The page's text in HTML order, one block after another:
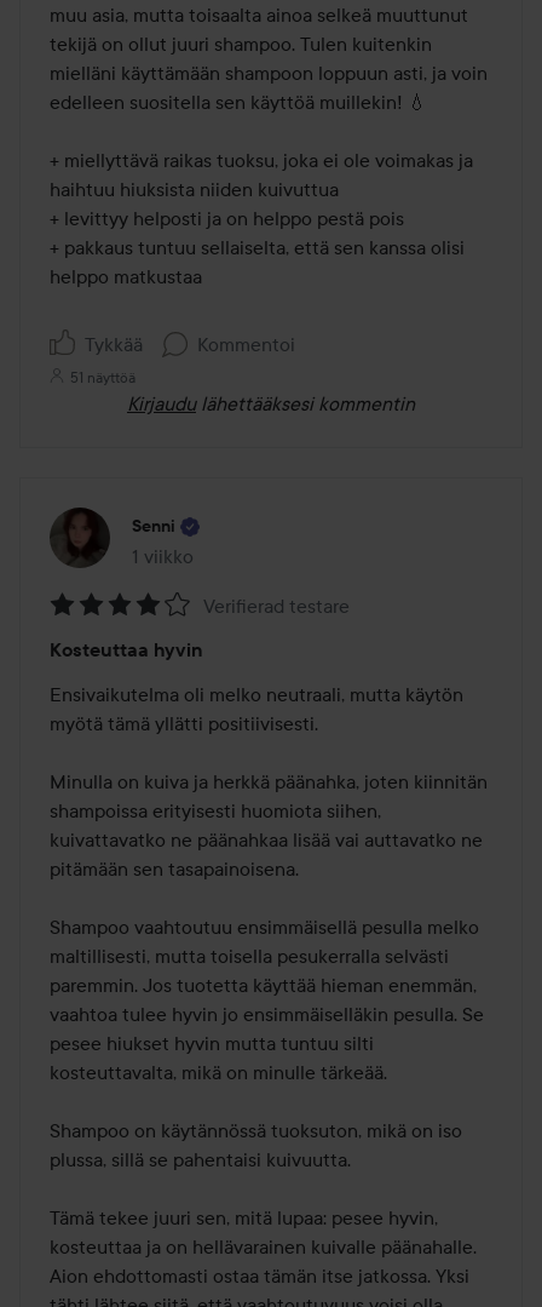
muu asia, mutta toisaalta ainoa selkeä muuttunut
tekijä on ollut juuri shampoo. Tulen kuitenkin
mielläni käyttämään shampoon loppuun asti, ja voin
edelleen suositella sen käyttöä muillekin! 💧
+ miellyttävä raikas tuoksu, joka ei ole voimakas ja
haihtuu hiuksista niiden kuivuttua
+ levittyy helposti ja on helppo pestä pois
+ pakkaus tuntuu sellaiselta, että sen kanssa olisi
helppo matkustaa
Tykkää Kommentoi
51 näyttöä
Kirjaudu lähettääksesi kommentin
Senni
1 viikko
Viesti luotiin 1 viikko
4
/
5
Verifierad testare
Kosteuttaa hyvin
Ensivaikutelma oli melko neutraali, mutta käytön
myötä tämä yllätti positiivisesti.
Minulla on kuiva ja herkkä päänahka, joten kiinnitän
shampoissa erityisesti huomiota siihen,
kuivattavatko ne päänahkaa lisää vai auttavatko ne
pitämään sen tasapainoisena.
Shampoo vaahtoutuu ensimmäisellä pesulla melko
maltillisesti, mutta toisella pesukerralla selvästi
paremmin. Jos tuotetta käyttää hieman enemmän,
vaahtoa tulee hyvin jo ensimmäiselläkin pesulla. Se
pesee hiukset hyvin mutta tuntuu silti
kosteuttavalta, mikä on minulle tärkeää.
Shampoo on käytännössä tuoksuton, mikä on iso
plussa, sillä se pahentaisi kuivuutta.
Tämä tekee juuri sen, mitä lupaa: pesee hyvin,
kosteuttaa ja on hellävarainen kuivalle päänahalle.
Aion ehdottomasti ostaa tämän itse jatkossa. Yksi